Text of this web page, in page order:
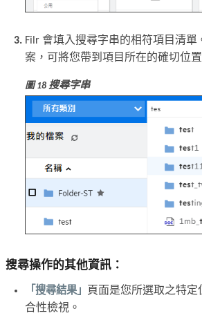
Filr 會填入搜尋字串的相符項目清
案，可將您帶到項目所在的確切位置
圖 18 搜尋字串
搜尋操作的其他資訊：
「搜尋結果」
頁面是您所選取之特
合性檢視。